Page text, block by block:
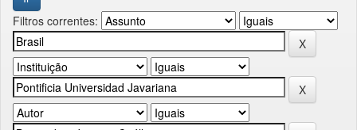
Filtros correntes: